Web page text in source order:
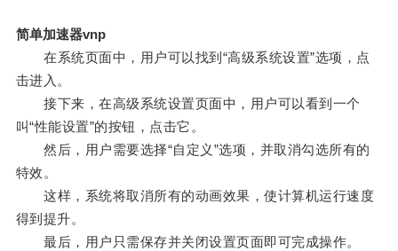
简单加速器vnp
在系统页面中，用户可以找到“高级系统设置”选项，点
击进入。
接下来，在高级系统设置页面中，用户可以看到一个
叫“性能设置”的按钮，点击它。
然后，用户需要选择“自定义”选项，并取消勾选所有的
特效。
这样，系统将取消所有的动画效果，使计算机运行速度
得到提升。
最后，用户只需保存并关闭设置页面即可完成操作。